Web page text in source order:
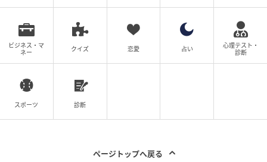
ウーマンエキサイト
ウーマンエキサイトは、ママを中心とした女性向け
の情報サービスサイト。数年先のことまで考えて、
子育て・くらし・レシピ・ハンドメイド・ビューテ
ビジネス・マ
ネー
クイズ 恋愛 占い
心理テスト・
診断
スポーツ 診断
ページトップへ戻る